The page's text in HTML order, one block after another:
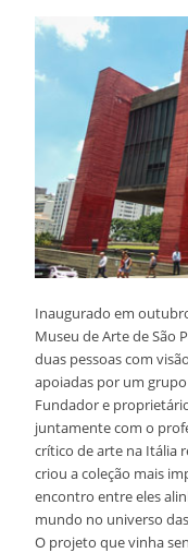
Inaugurado em
Museu de Arte de São
duas pessoas com
apoiadas por um
Fundador e
juntamente com o
crítico de arte na Itália
criou a coleção mais
encontro entre eles
mundo no universo
O projeto que vinha